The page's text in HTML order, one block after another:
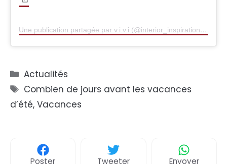
Une publication partagée par v.i.v.i (@interior_inspiration_byvivi)
Catégories
Actualités
Étiquettes
Combien de jours avant les vacances
d’été, Vacances
Poster Tweeter Envoyer